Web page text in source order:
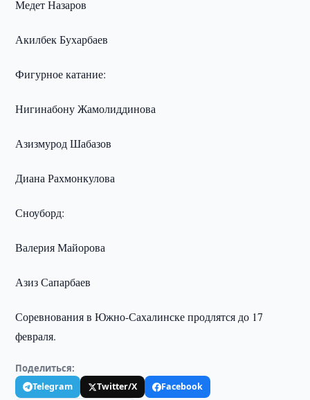
Медет Назаров
Акилбек Бухарбаев
Фигурное катание:
Нигинабону Жамолиддинова
Азизмурод Шабазов
Диана Рахмонкулова
Сноуборд:
Валерия Майорова
Азиз Сапарбаев
Соревнования в Южно-Сахалинске продлятся до 17
февраля.
Поделиться:
Telegram Twitter/X
Facebook